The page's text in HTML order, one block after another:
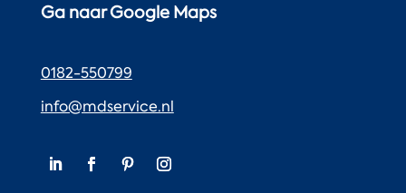
Ga naar Google Maps
0182-550799
info@mdservice.nl